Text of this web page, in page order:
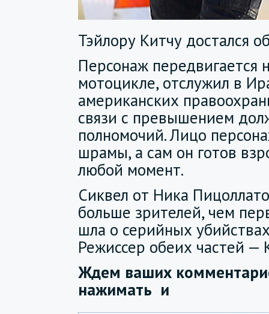
Тэйлору Китчу достался
Персонаж передвигается
мотоцикле, отслужил в
американских
связи с превышением
полномочий. Лицо
шрамы, а сам он готов
любой момент.
Сиквел от Ника
больше зрителей, чем
шла о серийных
Режиссер обеих частей —
Ждем ваших
нажимать и